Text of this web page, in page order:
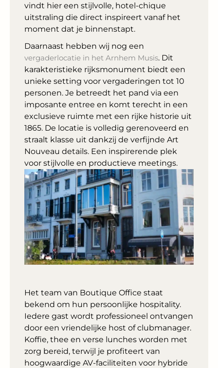
vindt hier een stijlvolle, hotel-chique
uitstraling die direct inspireert vanaf het
moment dat je binnenstapt.
Daarnaast hebben wij nog een
vergaderlocatie in het Arnhem Musis. Dit
karakteristieke rijksmonument biedt een
unieke setting voor vergaderingen tot 10
personen. Je betreedt het pand via een
imposante entree en komt terecht in een
exclusieve ruimte met een rijke historie uit
1865. De locatie is volledig gerenoveerd en
straalt klasse uit dankzij de verfijnde Art
Nouveau details. Een inspirerende plek
voor stijlvolle en productieve meetings.
Het team van Boutique Office staat
bekend om hun persoonlijke hospitality.
Iedere gast wordt professioneel ontvangen
door een vriendelijke host of clubmanager.
Koffie, thee en verse lunches worden met
zorg bereid, terwijl je profiteert van
hoogwaardige AV-faciliteiten voor hybride